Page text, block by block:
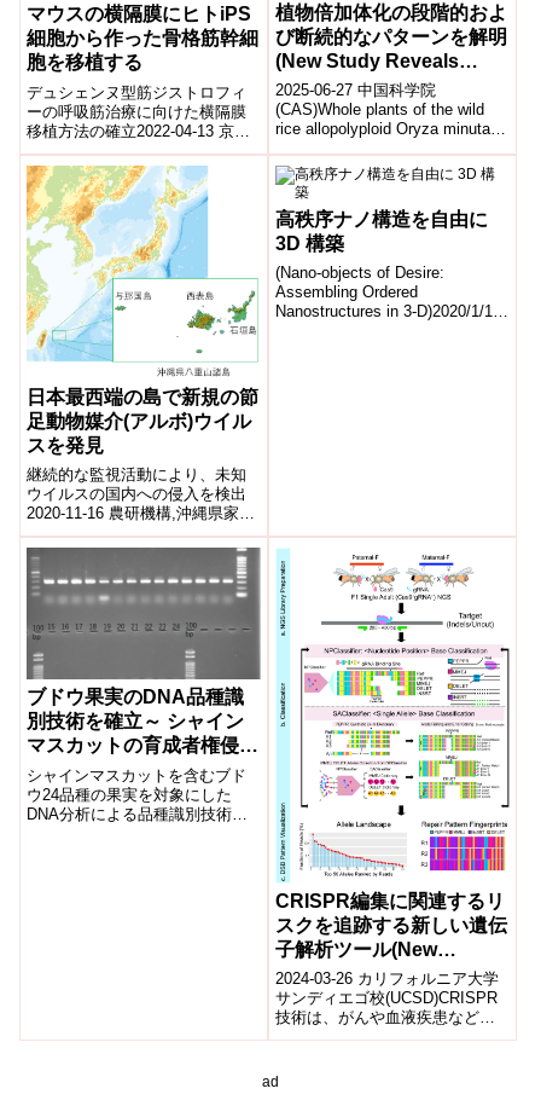
マウスの横隔膜にヒトiPS
細胞から作った骨格筋幹細
胞を移植する
デュシェンヌ型筋ジストロフィ
ーの呼吸筋治療に向けた横隔膜
移植方法の確立2022-04-13 京都
大学iPS細胞研究所ポイント ヒ
トiPS細胞から分化させた骨格
筋...
植物倍加体化の段階的およ
び断続的なパターンを解明
(New Study Reveals
Episodic and Gradual
Patterns in Plant
Diploidization Process)
2025-06-27 中国科学院
(CAS)Whole plants of the wild
rice allopolyploid Oryza minuta
日本最西端の島で新規の節
足動物媒介(アルボ)ウイル
スを発見
継続的な監視活動により、未知
ウイルスの国内への侵入を検出
2020-11-16 農研機構,沖縄県家畜
衛生試験場ポイント蚊やマダ
ニ、ヌカカ等の節足動物によっ
て媒介さ...
高秩序ナノ構造を自由に
3D 構築
(Nano-objects of Desire:
Assembling Ordered
Nanostructures in 3-D)2020/1/13
ブドウ果実のDNA品種識
別技術を確立～ シャイン
マスカットの育成者権侵害
対応に利用可能～
シャインマスカットを含むブド
ウ24品種の果実を対象にした
DNA分析による品種識別技術を
CRISPR編集に関連するリ
スクを追跡する新しい遺伝
子解析ツール(New
Genetic Analysis Tool
Tracks Risks Tied to
CRISPR Edits)
2024-03-26 カリフォルニア大学
サンディエゴ校(UCSD)CRISPR
技術は、がんや血液疾患などの
治療に革新的なアプローチを提
ad